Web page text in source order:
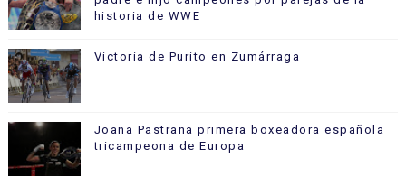
historia de WWE
Victoria de Purito en Zumárraga
Joana Pastrana primera boxeadora española
tricampeona de Europa